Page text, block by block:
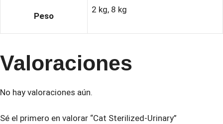
Peso
2 kg, 8 kg
Valoraciones
No hay valoraciones aún.
Sé el primero en valorar “Cat Sterilized-Urinary”